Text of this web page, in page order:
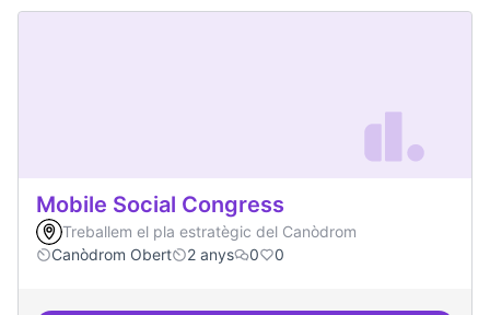
Mobile Social Congress
Treballem el pla estratègic del Canòdrom
Canòdrom Obert
2 anys 0 0